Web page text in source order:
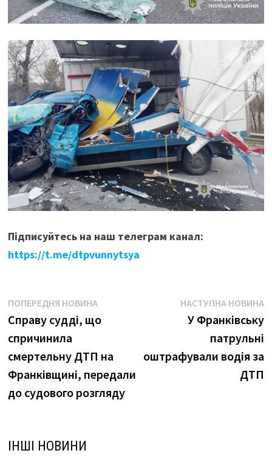
Підписуйтесь на наш телеграм канал:
https://t.me/dtpvunnytsya
Навігація
записів
ПОПЕРЕДНЯ НОВИНАПопередня
новина:
Справу судді, що
спричинила
смертельну ДТП на
Франківщині, передали
до судового розгляду
НАСТУПНА НОВИНА
У Франківську
патрульні
оштрафували водія за
ДТП
ІНШІ НОВИНИ